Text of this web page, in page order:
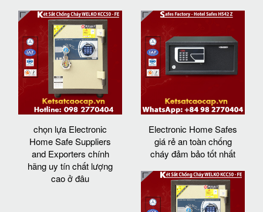
chọn lựa Electronic
Home Safe Suppliers
and Exporters chính
hãng uy tín chất lượng
cao ở đâu
Electronic Home Safes
giá rẻ an toàn chống
cháy đảm bảo tốt nhất